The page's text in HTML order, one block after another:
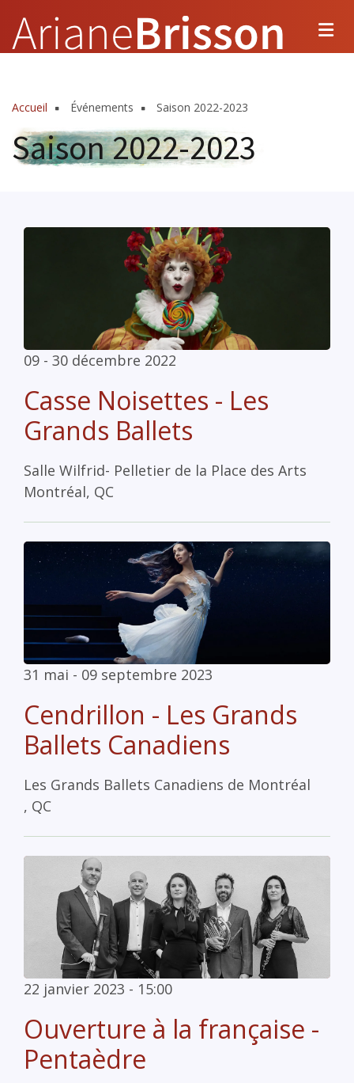
contenu
d'Ariane
Accueil Événements Saison 2022-2023
Saison 2022-2023
09 - 30 décembre 2022
Casse Noisettes - Les
Grands Ballets
Salle Wilfrid- Pelletier de la Place des Arts
Montréal, QC
31 mai - 09 septembre 2023
Cendrillon - Les Grands
Ballets Canadiens
Les Grands Ballets Canadiens de Montréal
, QC
22 janvier 2023 - 15:00
Ouverture à la française -
Pentaèdre